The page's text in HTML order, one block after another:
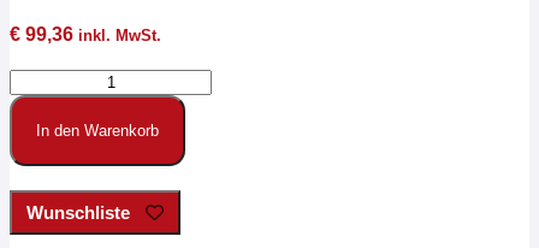
€ 99,36 inkl. MwSt.
Wandsortierer
6
belegbare
Fächer
Menge
In den Warenkorb
Wunschliste